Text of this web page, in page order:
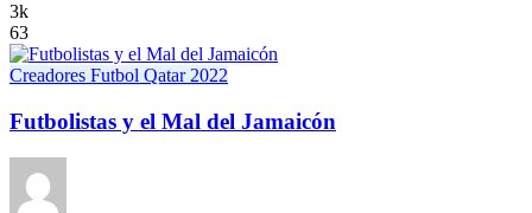
3k
63
Creadores Futbol Qatar 2022
Futbolistas y el Mal del Jamaicón